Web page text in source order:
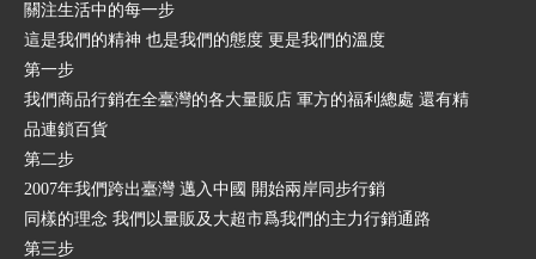
關注生活中的每一步
這是我們的精神 也是我們的態度 更是我們的溫度
第一步
我們商品行銷在全臺灣的各大量販店 軍方的福利總處 還有精
品連鎖百貨
第二步
2007年我們跨出臺灣 邁入中國 開始兩岸同步行銷
同樣的理念 我們以量販及大超市爲我們的主力行銷通路
第三步